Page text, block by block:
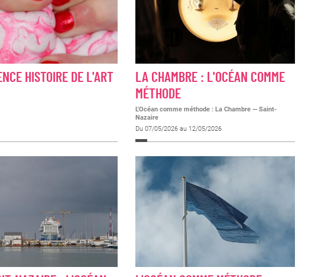
HISTOIRE DE L'ART
LA CHAMBRE : L'OCÉAN COMME
MÉTHODE
L'Océan comme méthode : La Chambre — Saint-
Nazaire
Du 07/05/2026 au 12/05/2026